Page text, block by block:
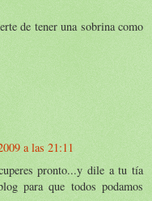
de tener una sobrina como
a las 21:11
pronto...y dile a tu tía
para que todos podamos